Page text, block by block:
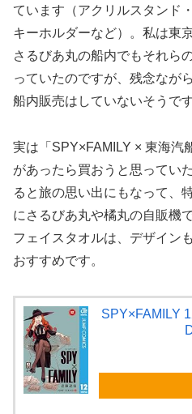
ています（アクリルスタンド
キーホルダーなど）。私は東
さるびあ丸の船内でもそれら
っていたのですが、残念なが
船内販売はしていないそうです
実は「SPY×FAMILY × 東海汽
があったら買おうと思ってい
ると旅の思い出にもなって、
にさるびあ丸や橘丸の自販機
フェイスタオルは、デザイン
おすすめです。
SPY×FAMILY